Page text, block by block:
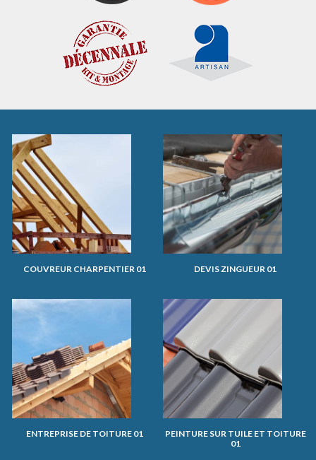
COUVREUR CHARPENTIER 01 DEVIS ZINGUEUR 01
ENTREPRISE DE TOITURE 01
PEINTURE SUR TUILE ET TOITURE
01